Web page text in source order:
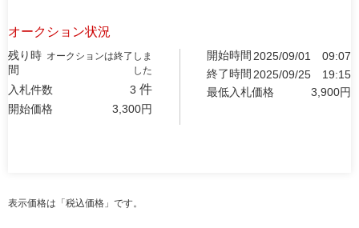
オークション状況
残り時
間
オークションは終了しま
した
入札件数 3 件
開始価格 3,300円
開始時間 2025/09/01
09:07
終了時間 2025/09/25
19:15
最低入札価格
3,900円
表示価格は「税込価格」です。